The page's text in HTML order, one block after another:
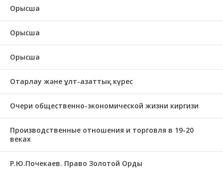
Орысша
Орысша
Орысша
Отарлау және ұлт-азаттық күрес
Очери общественно-экономической жизни киргизи
Производственные отношения и торговля в 19-20
веках
Р.Ю.Почекаев. Право Золотой Орды